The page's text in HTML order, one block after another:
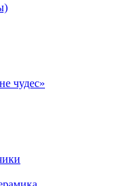
чудес»